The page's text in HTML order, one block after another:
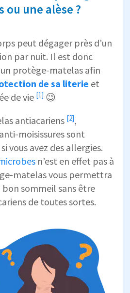
ou une alèse ?
peut dégager près d’un
par nuit. Il est donc
un protège-matelas afin
de sa literie et
de vie [1] 😉
antiacariens [2],
moisissures sont
vous avez des allergies.
n’est en effet pas à
matelas vous permettra
bon sommeil sans être
de toutes sortes.